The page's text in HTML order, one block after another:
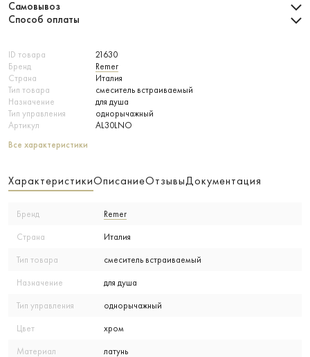
ID товара
21630
Бренд
Remer
Страна
Италия
Тип товара
смеситель встраиваемый
Назначение
для душа
Тип управления
однорычажный
Артикул
AL30LNO
Все характеристики
Самовывоз
Способ оплаты
ХарактеристикиОписаниеОтзывыДокументация
Бренд Remer
Страна Италия
Тип товара смеситель встраиваемый
Назначение для душа
Тип управления однорычажный
Цвет хром
Материал латунь